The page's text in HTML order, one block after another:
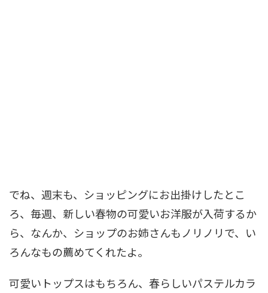
でね、週末も、ショッピングにお出掛けしたとこ
ろ、毎週、新しい春物の可愛いお洋服が入荷するか
ら、なんか、ショップのお姉さんもノリノリで、い
ろんなもの薦めてくれたよ。
可愛いトップスはもちろん、春らしいパステルカラ